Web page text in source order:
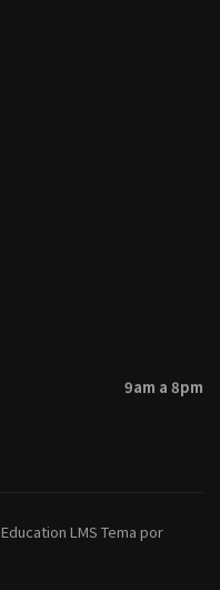
9am a 8pm
Education LMS Tema por